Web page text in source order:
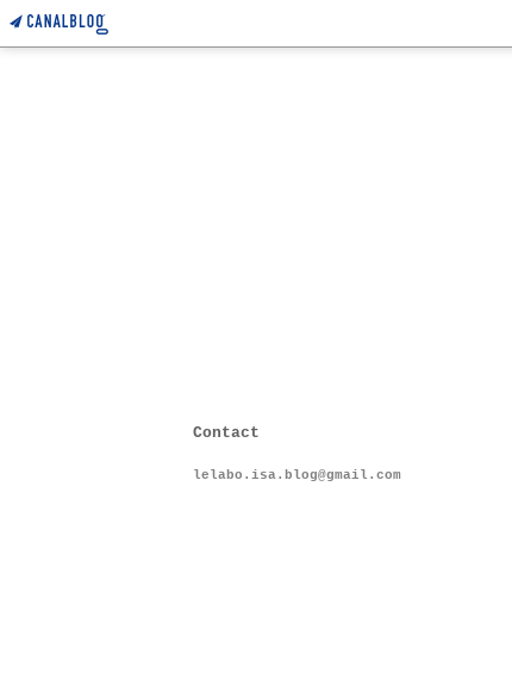
Contact
lelabo.isa.blog@gmail.com